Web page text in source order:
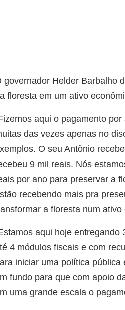
governador Helder Barbalho
floresta em um ativo
aqui o pagamento
das vezes apenas no
O seu Antônio
9 mil reais. Nós
por ano para preservar a
recebendo mais pra
a floresta num
aqui hoje
4 módulos fiscais e com
iniciar uma política
fundo para que com apoio
uma grande escala o